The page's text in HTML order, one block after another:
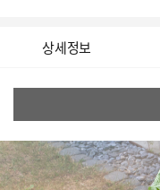
상세정보